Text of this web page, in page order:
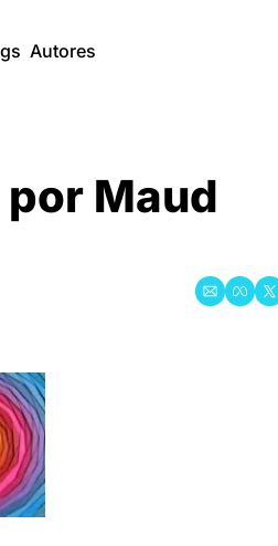
Autores
Maud